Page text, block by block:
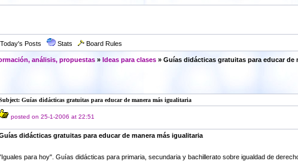
Today's Posts Stats Board Rules
análisis, propuestas» Ideas para clases» Guías didácticas gratuitas para educar de
Guías didácticas gratuitas para educar de manera más igualitaria
posted on 25-1-2006 at 22:51
didácticas gratuitas para educar de manera más igualitaria
para hoy". Guías didácticas para primaria, secundaria y bachillerato sobre igualdad de